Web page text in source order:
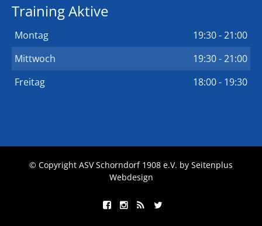
Training Aktive
Montag
19:30 - 21:00
Mittwoch
19:30 - 21:00
Freitag
18:00 - 19:30
© Copyright ASV Schorndorf 1908 e.V. by Seitenplus
Webdesign